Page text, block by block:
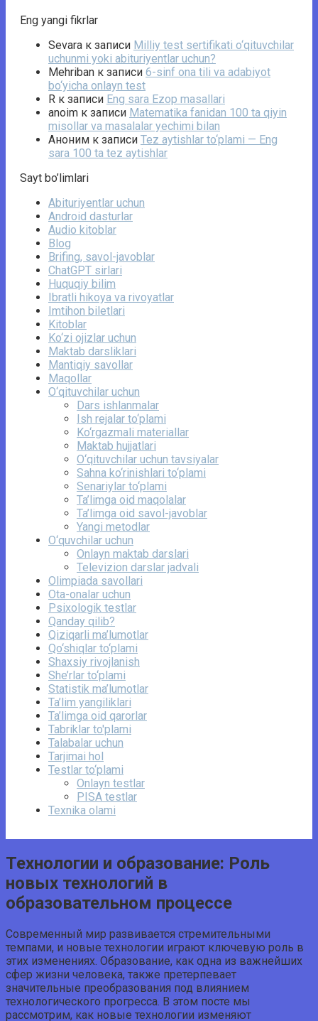
Eng yangi fikrlar
Sevara к записи Milliy test sertifikati o‘qituvchilar
uchunmi yoki abituriyentlar uchun?
Mehriban к записи 6-sinf ona tili va adabiyot
bo‘yicha onlayn test
R к записи Eng sara Ezop masallari
anoim к записи Matematika fanidan 100 ta qiyin
misollar va masalalar yechimi bilan
Аноним к записи Tez aytishlar to‘plami — Eng
sara 100 ta tez aytishlar
Sayt bo’limlari
Abituriyentlar uchun
Android dasturlar
Audio kitoblar
Blog
Brifing, savol-javoblar
ChatGPT sirlari
Huquqiy bilim
Ibratli hikoya va rivoyatlar
Imtihon biletlari
Kitoblar
Ko‘zi ojizlar uchun
Maktab darsliklari
Mantiqiy savollar
Maqollar
O‘qituvchilar uchun
Dars ishlanmalar
Ish rejalar to‘plami
Ko‘rgazmali materiallar
Maktab hujjatlari
O‘qituvchilar uchun tavsiyalar
Sahna ko‘rinishlari to‘plami
Senariylar to‘plami
Ta’limga oid maqolalar
Ta’limga oid savol-javoblar
Yangi metodlar
O‘quvchilar uchun
Onlayn maktab darslari
Televizion darslar jadvali
Olimpiada savollari
Ota-onalar uchun
Psixologik testlar
Qanday qilib?
Qiziqarli ma’lumotlar
Qo‘shiqlar to‘plami
Shaxsiy rivojlanish
She’rlar to‘plami
Statistik ma’lumotlar
Ta’lim yangiliklari
Ta’limga oid qarorlar
Tabriklar to'plami
Talabalar uchun
Tarjimai hol
Testlar to‘plami
Onlayn testlar
PISA testlar
Texnika olami
Технологии и образование: Роль
новых технологий в
образовательном процессе
Современный мир развивается стремительными
темпами, и новые технологии играют ключевую роль в
этих изменениях. Образование, как одна из важнейших
сфер жизни человека, также претерпевает
значительные преобразования под влиянием
технологического прогресса. В этом посте мы
рассмотрим, как новые технологии изменяют